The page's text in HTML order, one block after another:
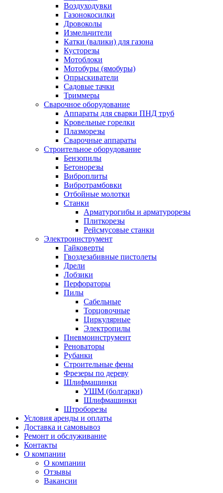
Воздуходувки
Газонокосилки
Дровоколы
Измельчители
Катки (валики) для газона
Кусторезы
Мотоблоки
Мотобуры (ямобуры)
Опрыскиватели
Садовые тачки
Триммеры
Сварочное оборудование
Аппараты для сварки ПНД труб
Кровельные горелки
Плазморезы
Сварочные аппараты
Строительное оборудование
Бензопилы
Бетонорезы
Виброплиты
Вибротрамбовки
Отбойные молотки
Станки
Арматурогибы и арматурорезы
Плиткорезы
Рейсмусовые станки
Электроинструмент
Гайковерты
Гвоздезабивные пистолеты
Дрели
Лобзики
Перфораторы
Пилы
Сабельные
Торцовочные
Циркулярные
Электропилы
Пневмоинструмент
Реноваторы
Рубанки
Строительные фены
Фрезеры по дереву
Шлифмашинки
УШМ (болгарки)
Шлифмашинки
Штроборезы
Условия аренды и оплаты
Доставка и самовывоз
Ремонт и обслуживание
Контакты
О компании
О компании
Отзывы
Вакансии